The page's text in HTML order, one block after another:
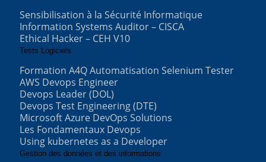
Sensibilisation à la Sécurité Informatique
Information Systems Auditor – CISCA
Ethical Hacker – CEH V10
Tests Logiciels
Formation A4Q Automatisation Selenium Tester
AWS Devops Engineer
Devops Leader (DOL)
Devops Test Engineering (DTE)
Microsoft Azure DevOps Solutions
Les Fondamentaux Devops
Using kubernetes as a Developer
Gestion des données et des informations